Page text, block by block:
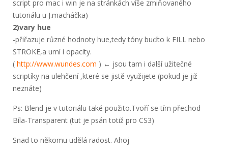
script pro mac i win je na stránkách víše zmiňovaného
tutoriálu u J.macháčka)
2)vary hue
-přiřazuje různé hodnoty hue,tedy tóny buďto k FILL nebo
STROKE,a umí i opacity.
( http://www.wun­des.com ) ← jsou tam i další užitečné
scriptíky na ulehčení ,které se jistě využijete (pokud je již
neznáte)
Ps: Blend je v tutoriálu také použito.Tvoří se tím přechod
Bíla-Transparent (tut je psán totiž pro CS3)
Snad to někomu udělá radost. Ahoj